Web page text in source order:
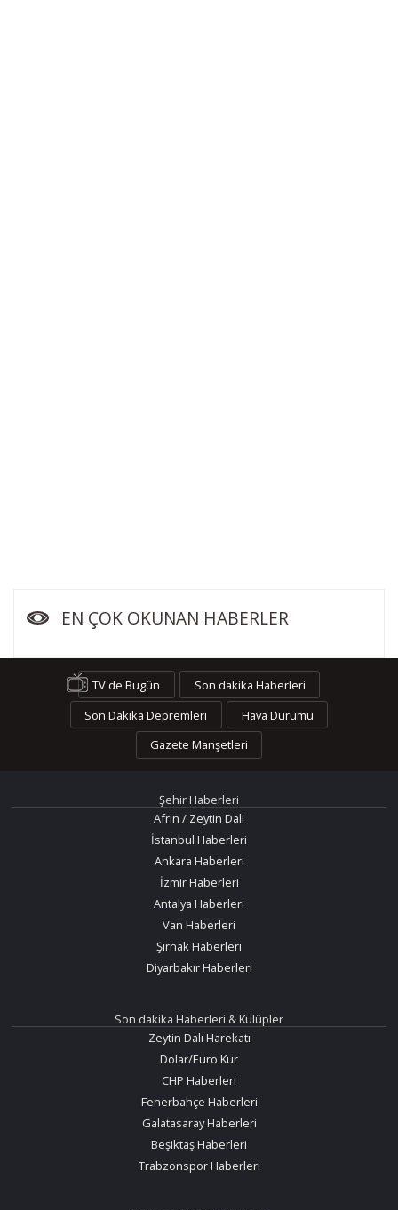
EN ÇOK OKUNAN HABERLER
TV'de Bugün
Son dakika Haberleri
Son Dakika Depremleri
Hava Durumu
Gazete Manşetleri
Şehir Haberleri
Afrin / Zeytin Dalı
İstanbul Haberleri
Ankara Haberleri
İzmir Haberleri
Antalya Haberleri
Van Haberleri
Şırnak Haberleri
Diyarbakır Haberleri
Son dakika Haberleri & Kulüpler
Zeytin Dalı Harekatı
Dolar/Euro Kur
CHP Haberleri
Fenerbahçe Haberleri
Galatasaray Haberleri
Beşiktaş Haberleri
Trabzonspor Haberleri